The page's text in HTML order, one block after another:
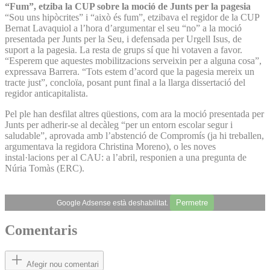
“Fum”, etziba la CUP sobre la moció de Junts per la pagesia
“Sou uns hipòcrites” i “això és fum”, etzibava el regidor de la CUP
Bernat Lavaquiol a l’hora d’argumentar el seu “no” a la moció
presentada per Junts per la Seu, i defensada per Urgell Isus, de
suport a la pagesia. La resta de grups sí que hi votaven a favor.
“Esperem que aquestes mobilitzacions serveixin per a alguna cosa”,
expressava Barrera. “Tots estem d’acord que la pagesia mereix un
tracte just”, concloïa, posant punt final a la llarga dissertació del
regidor anticapitalista.
Pel ple han desfilat altres qüestions, com ara la moció presentada per
Junts per adherir-se al decàleg “per un entorn escolar segur i
saludable”, aprovada amb l’abstenció de Compromís (ja hi treballen,
argumentava la regidora Christina Moreno), o les noves
instal·lacions per al CAU: a l’abril, responien a una pregunta de
Núria Tomàs (ERC).
Google Adsense està deshabilitat. Permetre
Comentaris
Afegir nou comentari